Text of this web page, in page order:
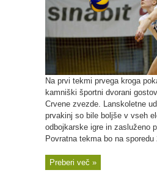
Na prvi tekmi prvega kroga
kamniški športni dvorani
Crvene zvezde. Lanskoletne
prvakinj so bile boljše v vseh
odbojkarske igre in zasluženo
Povratna tekma bo na
Preberi več »